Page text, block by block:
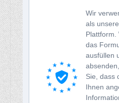
Wir
als
Plattform.
das
ausfüllen
Sie, dass
Ihnen